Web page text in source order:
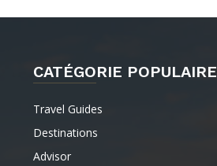
CATÉGORIE POPULAIRE
Travel Guides
Destinations
Advisor